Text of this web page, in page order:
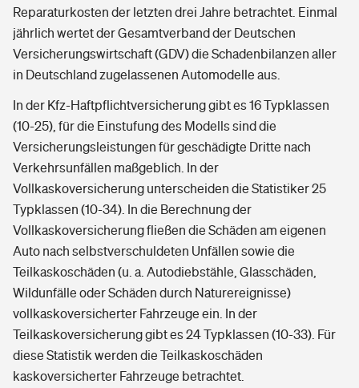
Reparaturkosten der letzten drei Jahre betrachtet. Einmal
jährlich wertet der Gesamtverband der Deutschen
Versicherungswirtschaft (GDV) die Schadenbilanzen aller
in Deutschland zugelassenen Automodelle aus.
In der Kfz-Haftpflichtversicherung gibt es 16 Typklassen
(10-25), für die Einstufung des Modells sind die
Versicherungsleistungen für geschädigte Dritte nach
Verkehrsunfällen maßgeblich. In der
Vollkaskoversicherung unterscheiden die Statistiker 25
Typklassen (10-34). In die Berechnung der
Vollkaskoversicherung fließen die Schäden am eigenen
Auto nach selbstverschuldeten Unfällen sowie die
Teilkaskoschäden (u. a. Autodiebstähle, Glasschäden,
Wildunfälle oder Schäden durch Naturereignisse)
vollkaskoversicherter Fahrzeuge ein. In der
Teilkaskoversicherung gibt es 24 Typklassen (10-33). Für
diese Statistik werden die Teilkaskoschäden
kaskoversicherter Fahrzeuge betrachtet.